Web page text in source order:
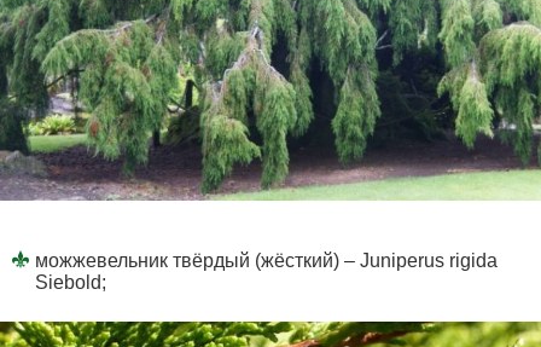
можжевельник твёрдый (жёсткий) – Juniperus rigida
Siebold;